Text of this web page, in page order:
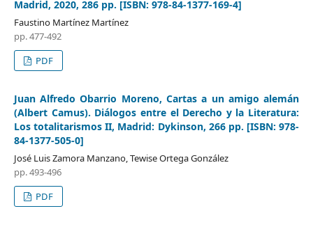
Madrid, 2020, 286 pp. [ISBN: 978-84-1377-169-4]
Faustino Martínez Martínez
pp. 477-492
PDF
Juan Alfredo Obarrio Moreno, Cartas a un amigo alemán
(Albert Camus). Diálogos entre el Derecho y la Literatura:
Los totalitarismos II, Madrid: Dykinson, 266 pp. [ISBN: 978-
84-1377-505-0]
José Luis Zamora Manzano, Tewise Ortega González
pp. 493-496
PDF